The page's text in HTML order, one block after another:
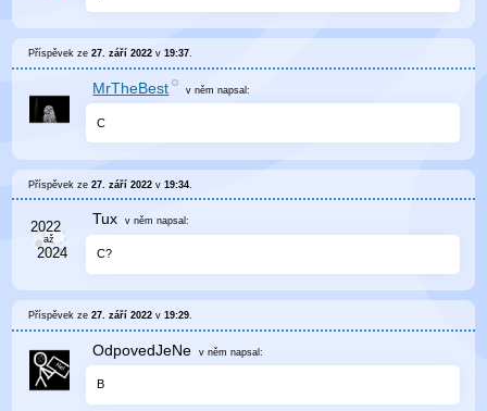
Příspěvek ze27. září 2022 v19:37.
MrTheBest v němnapsal:
C
Příspěvek ze27. září 2022 v19:34
Tux v něm napsal:
C?
Příspěvek ze27. září 2022 v19:29
OdpovedJeNe v něm napsal:
B